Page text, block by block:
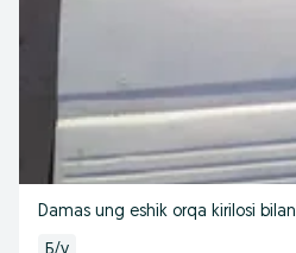
Damas ung eshik orqa kirilosi bilan